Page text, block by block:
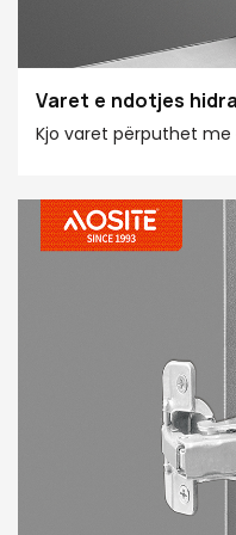
Varet e ndotjes
ASOSISE AH4019 40
Kjo varet përputhet
mbështjelljen e
mbyllje të shfaqë cilësi